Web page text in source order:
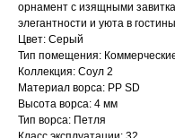
орнамент с изящными
элегантности и уюта в
Цвет: Серый
Тип помещения:
Коллекция: Соул 2
Материал ворса: PP SD
Высота ворса: 4 мм
Тип ворса: Петля